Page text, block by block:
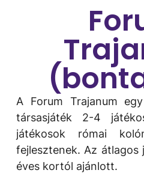
A Forum Trajanum
társasjáték 2-4
játékosok római
fejlesztenek. Az átlagos
éves kortól ajánlott.